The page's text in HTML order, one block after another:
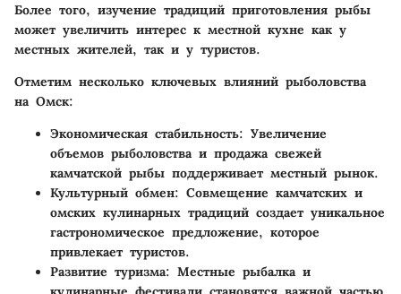
Более того, изучение традиций приготовления рыбы
может увеличить интерес к местной кухне как у
местных жителей, так и у туристов.
Отметим несколько ключевых влияний рыболовства
на Омск:
Экономическая стабильность: Увеличение
объемов рыболовства и продажа свежей
камчатской рыбы поддерживает местный рынок.
Культурный обмен: Совмещение камчатских и
омских кулинарных традиций создает уникальное
гастрономическое предложение, которое
привлекает туристов.
Развитие туризма: Местные рыбалка и